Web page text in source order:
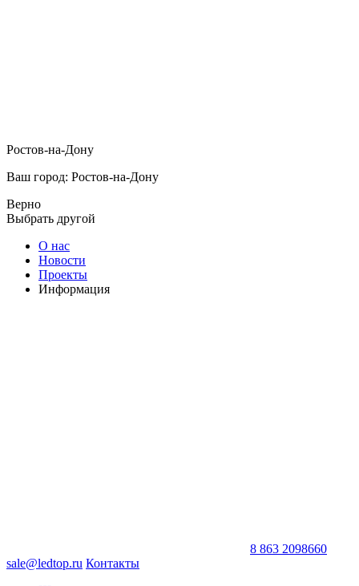
Ростов-на-Дону
Ваш город: Ростов-на-Дону
Верно
Выбрать другой
О нас
Новости
Проекты
Информация
8 863 2098660
sale@ledtop.ru Контакты